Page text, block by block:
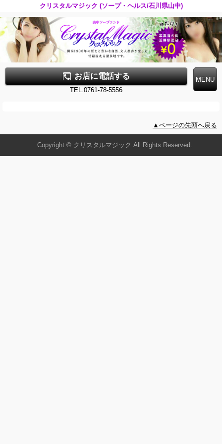
クリスタルマジック (ソープ・ヘルス/石川県山中)
お店に電話する
TEL.0761-78-5556
▲ページの先頭へ戻る
Copyright © クリスタルマジック All Rights Reserved.